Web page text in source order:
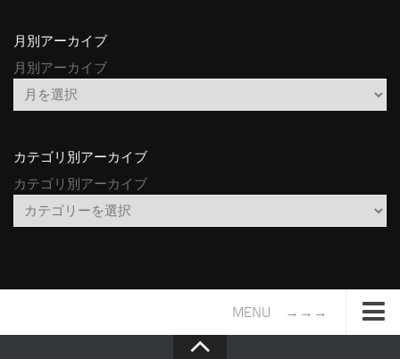
月別アーカイブ
月別アーカイブ
カテゴリ別アーカイブ
カテゴリ別アーカイブ
MENU →→→